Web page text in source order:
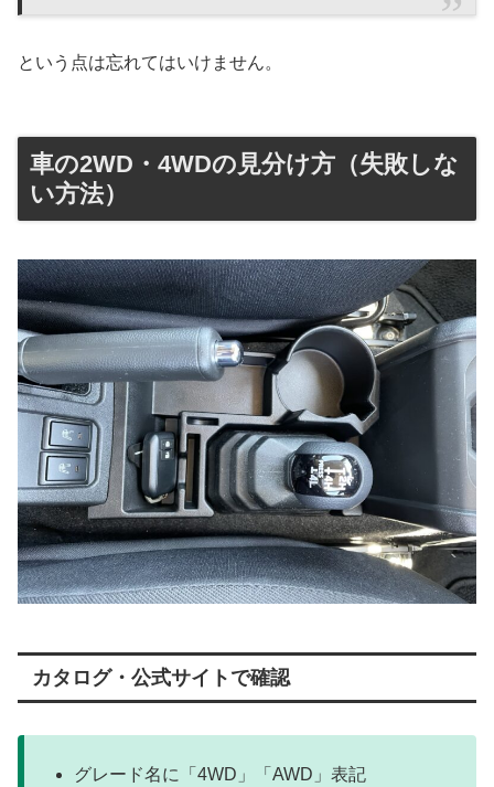
という点は忘れてはいけません。
車の2WD・4WDの見分け方（失敗しな
い方法）
カタログ・公式サイトで確認
グレード名に「4WD」「AWD」表記